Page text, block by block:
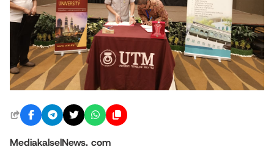
MediakalselNews. com